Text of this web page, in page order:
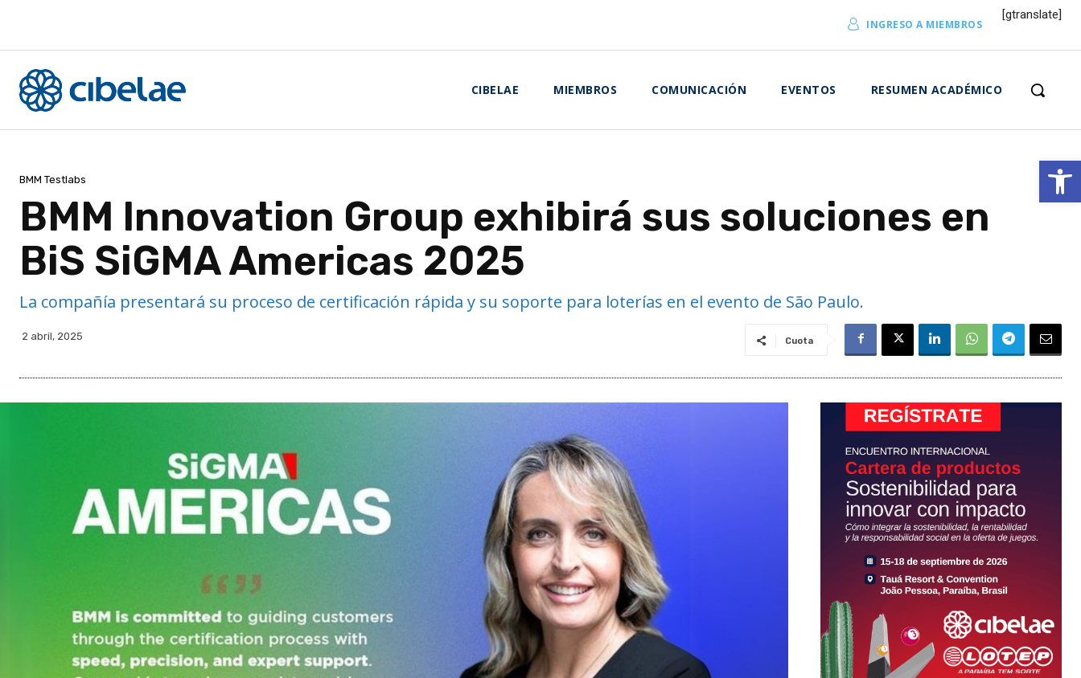
Abrir
INGRESO A MIEMBROS
[gtranslate]
CIBELAE MIEMBROS COMUNICACIÓN EVENTOS RESUMEN ACADÉMICO
BMM Testlabs
BMM Innovation Group exhibirá sus soluciones en
BiS SiGMA Americas 2025
La compañía presentará su proceso de certificación rápida y su soporte para loterías en el evento de São Paulo.
2 abril, 2025 Cuota